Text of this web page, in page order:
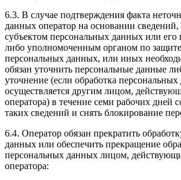
6.3. В случае подтверждения факта
данных оператор на основании
субъектом персональных данных или его
либо уполномоченным органом по защите
персональных данных, или иных
обязан уточнить персональные данные
уточнение (если обработка
осуществляется другим лицом,
оператора) в течение семи рабочих дней
таких сведений и снять блокирование
6.4. Оператор обязан прекратить
данных или обеспечить прекращение
персональных данных лицом,
оператора: